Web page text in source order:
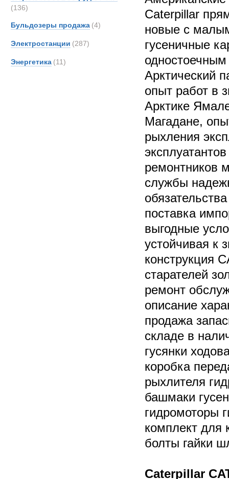
(136)
Бульдозеры продажа (4)
Электростанции (287)
Энергетика (11)
Caterpillar
новые с
гусеничные
Арктический
опыт работ в
Арктике
Магадане,
рыхления
ремонтников
службы
поставка
выгодные
устойчивая к
конструкция
старателей
ремонт
описание
продажа
складе в
гусянки
коробка
рыхлителя
башмаки
гидромоторы
комплект для
болты гайки
Caterpillar